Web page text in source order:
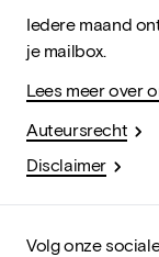
Iedere maand
je mailbox.
Lees meer over
Auteursrecht
Disclaimer
Volg onze